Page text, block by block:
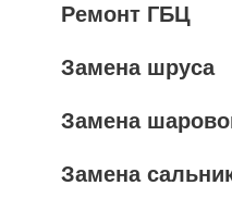
Ремонт ГБЦ
Замена шруса
Замена
Замена